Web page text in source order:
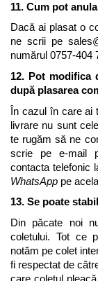
11. Cum pot
Dacă ai plasat o
ne scrii pe
numărul 0757-404
12. Pot modifica
după plasarea
În cazul în care ai
livrare nu sunt
te rugăm să ne
scrie pe e-mail
contacta telefonic
WhatsApp pe
13. Se poate
Din păcate noi
coletului. Tot ce
notăm pe colet
fi respectat de
care coletul